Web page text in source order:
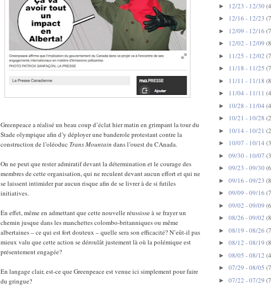
Greenpeace a réalisé un beau coup d’éclat hier matin en grimpant la tour du
Stade olympique afin d’y déployer une banderole protestant contre la
construction de l’oléoduc Trans Mountain dans l’ouest du CAnada.
On ne peut que rester admiratif devant la détermination et le courage des
membres de cette organisation, qui ne reculent devant aucun effort et qui ne
se laissent intimider par aucun risque afin de se livrer à de si futiles
initiatives.
En effet, même en admettant que cette nouvelle réussisse à se frayer un
chemin jusque dans les manchettes colombo-britanniques ou même
albertaines – ce qui est fort douteux – quelle sera son efficacité? N’eût-il pas
mieux valu que cette action se déroulât justement là où la polémique est
présentement engagée?
En langage clair, est-ce que Greenpeace est venue ici simplement pour faire
du gringue?
► 12/23 - 12/30
► 12/16 - 12/23
► 12/09 - 12/16
► 12/02 - 12/09
► 11/25 - 12/02
► 11/18 - 11/25
► 11/11 - 11/18
► 11/04 - 11/11
► 10/28 - 11/04
► 10/21 - 10/28
► 10/14 - 10/21
► 10/07 - 10/14
► 09/30 - 10/07
► 09/23 - 09/30
► 09/16 - 09/23
► 09/09 - 09/16
► 09/02 - 09/09
► 08/26 - 09/02
► 08/19 - 08/26
► 08/12 - 08/19
► 08/05 - 08/12
► 07/29 - 08/05
► 07/22 - 07/29